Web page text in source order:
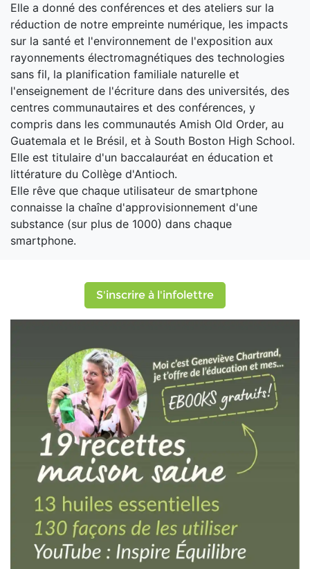
Elle a donné des conférences et des ateliers sur la
réduction de notre empreinte numérique, les impacts
sur la santé et l'environnement de l'exposition aux
rayonnements électromagnétiques des technologies
sans fil, la planification familiale naturelle et
l'enseignement de l'écriture dans des universités, des
centres communautaires et des conférences, y
compris dans les communautés Amish Old Order, au
Guatemala et le Brésil, et à South Boston High School.
Elle est titulaire d'un baccalauréat en éducation et
littérature du Collège d'Antioch.
Elle rêve que chaque utilisateur de smartphone
connaisse la chaîne d'approvisionnement d'une
substance (sur plus de 1000) dans chaque
smartphone.
S'inscrire à l'infolettre